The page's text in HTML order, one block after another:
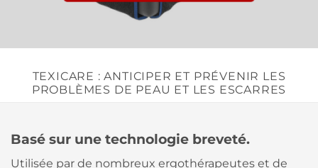
TEXICARE : ANTICIPER ET PRÉVENIR LES
PROBLÈMES DE PEAU ET LES ESCARRES
Basé sur une technologie breveté.
Utilisée par de nombreux ergothérapeutes et de